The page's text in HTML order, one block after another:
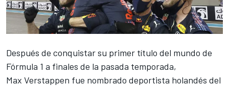
Después de conquistar su primer título del mundo de
Fórmula 1 a finales de la pasada temporada,
Max Verstappen fue nombrado deportista holandés del